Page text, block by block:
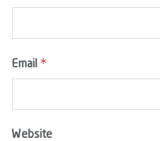
Email *
Website